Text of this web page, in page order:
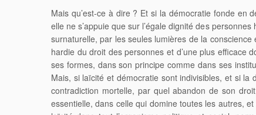
Mais qu’est-ce à dire ? Et si la démocratie fonde en
elle ne s’appuie que sur l’égale dignité des
surnaturelle, par les seules lumières de la
hardie du droit des personnes et d’une plus efficace
ses formes, dans son principe comme dans ses
Mais, si laïcité et démocratie sont indivisibles, et si la
contradiction mortelle, par quel abandon de son
essentielle, dans celle qui domine toutes les autres,